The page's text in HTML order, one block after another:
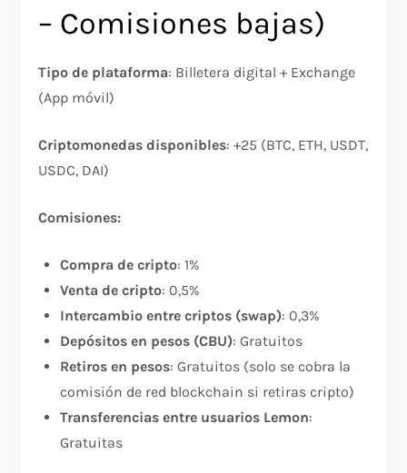
– Comisiones bajas)
Tipo de plataforma: Billetera digital + Exchange
(App móvil)
Criptomonedas disponibles: +25 (BTC, ETH, USDT,
USDC, DAI)​
Comisiones:
Compra de cripto: 1%​
Venta de cripto: 0,5%​
Intercambio entre criptos (swap): 0,3%​
Depósitos en pesos (CBU): Gratuitos​
Retiros en pesos: Gratuitos (solo se cobra la
comisión de red blockchain si retiras cripto)​
Transferencias entre usuarios Lemon:
Gratuitas​